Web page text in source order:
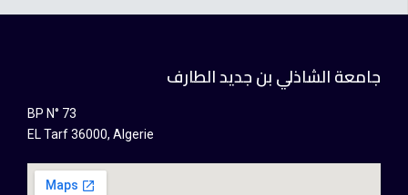
جامعة الشاذلي بن جديد الطارف
BP N° 73
EL Tarf 36000, Algerie